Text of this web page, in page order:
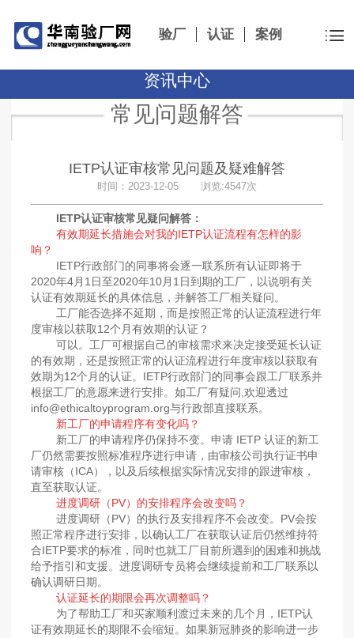
验厂 认证 案例
资讯中心
常见问题解答
IETP认证审核常见问题及疑难解答
时间：2023-12-05 浏览:4547次
IETP认证审核常见疑问解答：
有效期延长措施会对我的IETP认证流程有怎样的影
响？
IETP行政部门的同事将会逐一联系所有认证即将于
2020年4月1日至2020年10月1日到期的工厂，以说明有关
认证有效期延长的具体信息，并解答工厂相关疑问。
工厂能否选择不延期，而是按照正常的认证流程进行年
度审核以获取12个月有效期的认证？
可以。工厂可根据自己的审核需求来决定接受延长认证
的有效期，还是按照正常的认证流程进行年度审核以获取有
效期为12个月的认证。IETP行政部门的同事会跟工厂联系并
根据工厂的意愿来进行安排。如工厂有疑问,欢迎透过
info@ethicaltoyprogram.org与行政部直接联系。
新工厂的申请程序有变化吗？
新工厂的申请程序仍保持不变。申请 IETP 认证的新工
厂仍然需要按照标准程序进行申请，由审核公司执行证书申
请审核（ICA），以及后续根据实际情况安排的跟进审核，
直至获取认证。
进度调研（PV）的安排程序会改变吗？
进度调研（PV）的执行及安排程序不会改变。PV会按
照正常程序进行安排，以确认工厂在获取认证后仍然维持符
合IETP要求的标准，同时也就工厂目前所遇到的困难和挑战
给予指引和支援。进度调研专员将会继续提前和工厂联系以
确认调研日期。
认证延长的期限会再次调整吗？
为了帮助工厂和买家顺利渡过未来的几个月，IETP认
证有效期延长的期限不会缩短。如果新冠肺炎的影响进一步